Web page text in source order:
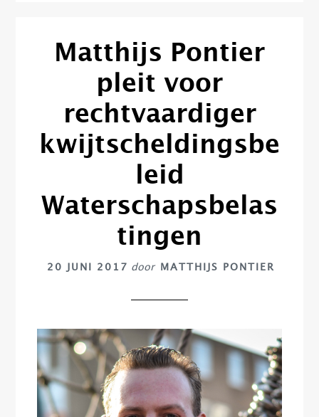
Matthijs Pontier
pleit voor
rechtvaardiger
kwijtscheldingsbe
leid
Waterschapsbelas
tingen
20 JUNI 2017 door MATTHIJS PONTIER